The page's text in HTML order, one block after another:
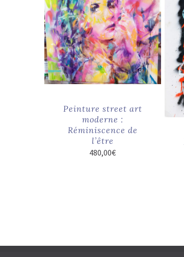
Peinture street art
moderne :
Réminiscence de
l’être
480,00€